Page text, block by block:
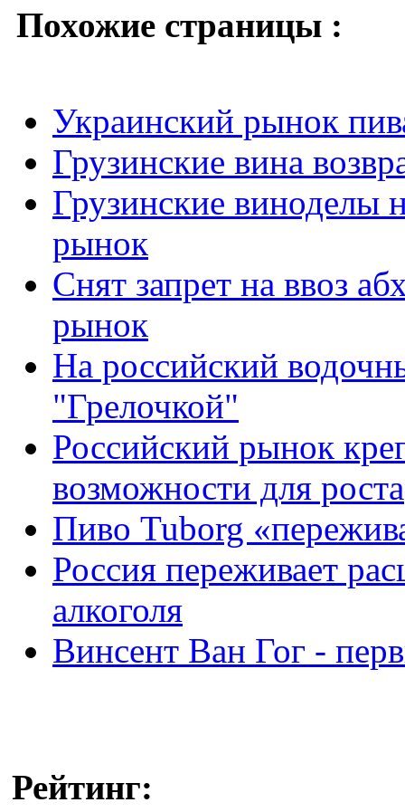
Похожие страницы :
Украинский рынок
Грузинские вина
Грузинские виноделы
рынок
Снят запрет на ввоз
рынок
На российский
"Грелочкой"
Российский рынок
возможности для роста
Пиво Tuborg
Россия переживает
алкоголя
Винсент Ван Гог -
Рейтинг: